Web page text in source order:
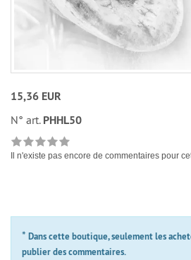
15,36 EUR
N° art. PHHL50
Il n'existe pas encore de commentaires pour
* Dans cette boutique, seulement les
publier des commentaires.